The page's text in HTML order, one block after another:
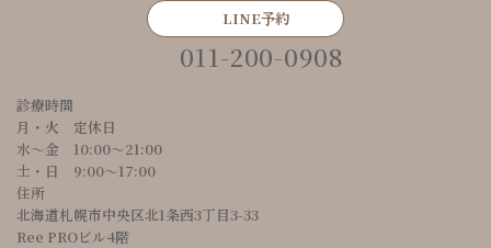
LINE予約
011-200-0908
診療時間
月・火 定休日
水～金 10:00〜21:00
土・日 9:00〜17:00
住所
北海道札幌市中央区北1条西3丁目3-33
Ree PROビル4階